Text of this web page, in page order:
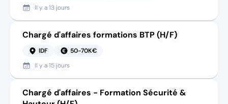
Il y a13 jours
Chargé d'affaires formations BTP (H/F)
IDF
50-70K€
Il y a15 jours
Chargé d'affaires - Formation Sécurité &